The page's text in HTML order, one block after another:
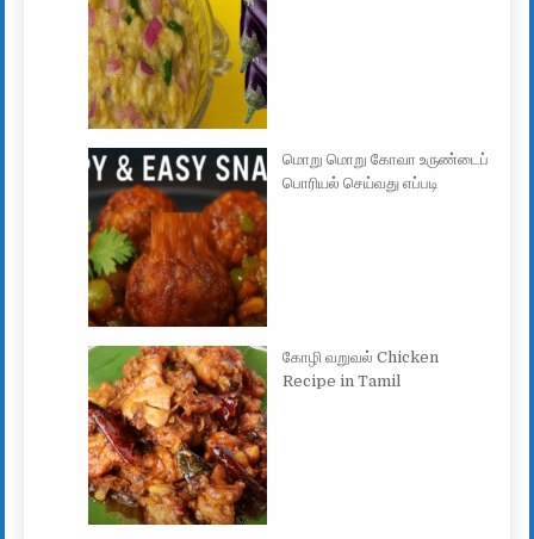
மொறு மொறு கோவா உருண்டைப்
பொரியல் செய்வது எப்படி
கோழி வறுவல் Chicken
Recipe in Tamil